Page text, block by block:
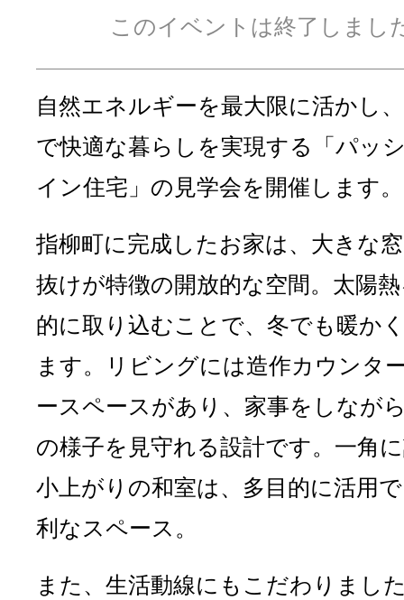
このイベントは終了しまし
自然エネルギーを最大限に活かし
で快適な暮らしを実現する「パッ
イン住宅」の見学会を開催します。
指柳町に完成したお家は、大きな
抜けが特徴の開放的な空間。太陽
的に取り込むことで、冬でも暖か
ます。リビングには造作カウンタ
ースペースがあり、家事をしなが
の様子を見守れる設計です。一角
小上がりの和室は、多目的に活用
利なスペース。
また、生活動線にもこだわりまし